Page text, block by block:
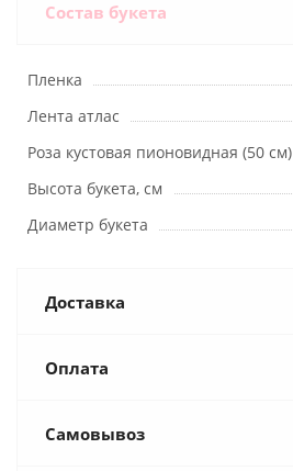
Состав букета
Пленка
Лента атлас
Роза кустовая пионовидная (50 см)
Высота букета, см
Диаметр букета
Доставка
Оплата
Самовывоз